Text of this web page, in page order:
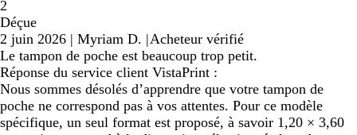
2
Déçue
2 juin 2026 | Myriam D. |Acheteur vérifié
Le tampon de poche est beaucoup trop petit.
Réponse du service client VistaPrint :
Nous sommes désolés d’apprendre que votre tampon de
poche ne correspond pas à vos attentes. Pour ce modèle
spécifique, un seul format est proposé, à savoir 1,20 × 3,60